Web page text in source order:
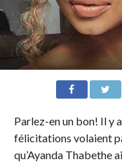
Parlez-en un bon! Il y
félicitations volaient
qu’Ayanda Thabethe